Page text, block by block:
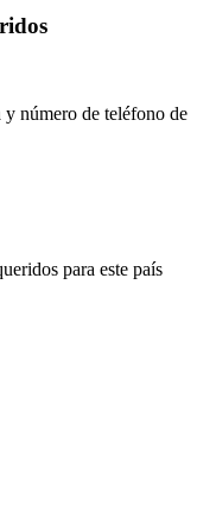
número de teléfono de
para este país